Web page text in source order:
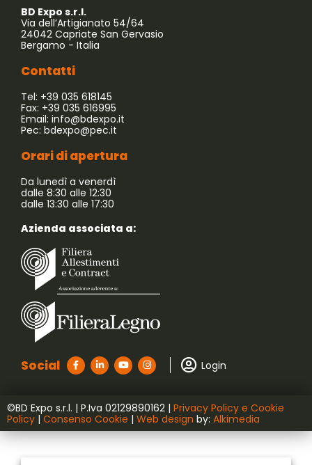
BD Expo s.r.l.
Via dell’Artigianato 54/64
24042 Capriate San Gervasio
Bergamo - Italia
Contatti
Tel: +39 035 618145
Fax: +39 035 616995
Email: info@bdexpo.it
Pec: bdexpo@pec.it
Orari di apertura
Da lunedì a venerdì
dalle 8:30 alle 12:30
dalle 13:30 alle 17:30
Azienda associata a:
Social Login
©BD Expo s.r.l. | P.Iva ‭02129890162‬ | Privacy Policy e Cookie
Policy |Consenso Cookie | Web design by: Alkimedia